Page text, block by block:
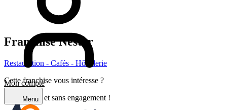
Mon compte
Menu
Franchise Nestor
Restauration - Cafés - Hôtellerie
Cette franchise vous intéresse ?
C'est gratuit et sans engagement !